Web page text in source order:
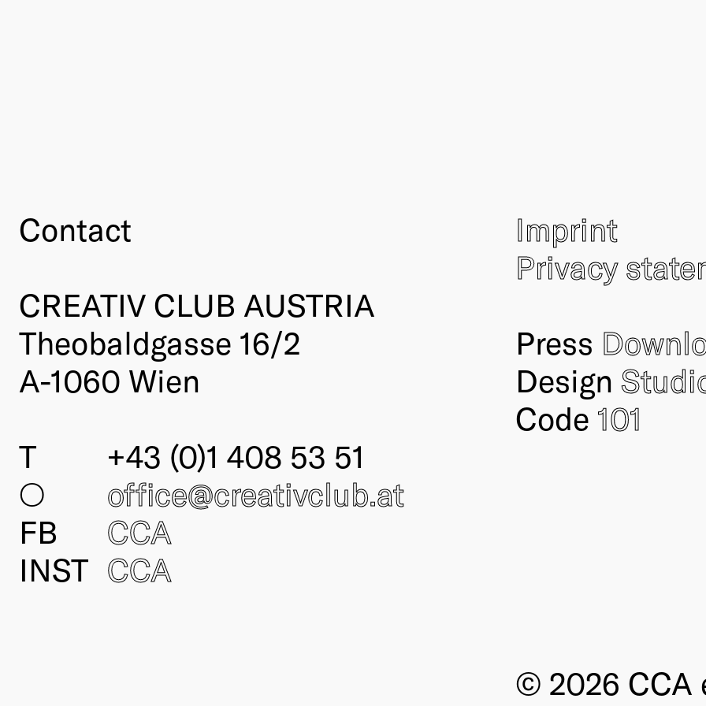
Contact
CREATIV CLUB AUSTRIA
Theobaldgasse 16/2
A-1060 Wien
T
+43 (0)1 408 53 51
○
office@creativclub.at
FB
CCA
INST CCA
Imprint
Privacy
Press
Design
Code 101
© 2026 CCA